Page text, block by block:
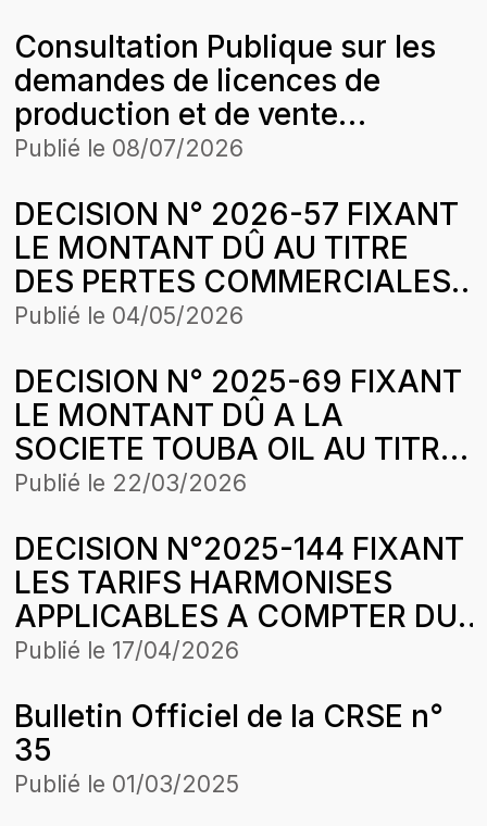
(ERA) DANS LE CADRE DE
L’HARMONISATION DES
TARIFS
Consultation Publique sur les
demandes de licences de
production et de vente
d’energie electrique de la
Publié le 08/07/2026
DECISION N° 2026-57 FIXANT
LE MONTANT DÛ AU TITRE
DES PERTES COMMERCIALES
SUBIES PAR LA SOCIETE
SERVICES (PETROSEN T&S)
SUR DES CESSIONS DE GAZ
BUTANE SUR LA PERIODE
D’APPLICATION DE LA
AOUT 2025
Publié le 04/05/2026
DECISION N° 2025-69 FIXANT
LE MONTANT DÛ A LA
SOCIETE TOUBA OIL AU TITRE
DE PERTES COMMERCIALES
D’APPLICATION DE LA
STRUCTURE DES PRIX DU 26
AVRIL 2025
Publié le 22/03/2026
DECISION N°2025-144 FIXANT
LES TARIFS HARMONISES
APPLICABLES A COMPTER DU
1er JANVIER 2026 PAR
(ERA) DANS LA CONCESSION
KAFFRINE-TAMBACOUNDA-
KÉDOUGOU
Publié le 17/04/2026
Bulletin Officiel de la CRSE n°
35
Publié le 01/03/2025